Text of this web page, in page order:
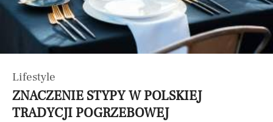
Lifestyle
ZNACZENIE STYPY W POLSKIEJ
TRADYCJI POGRZEBOWEJ